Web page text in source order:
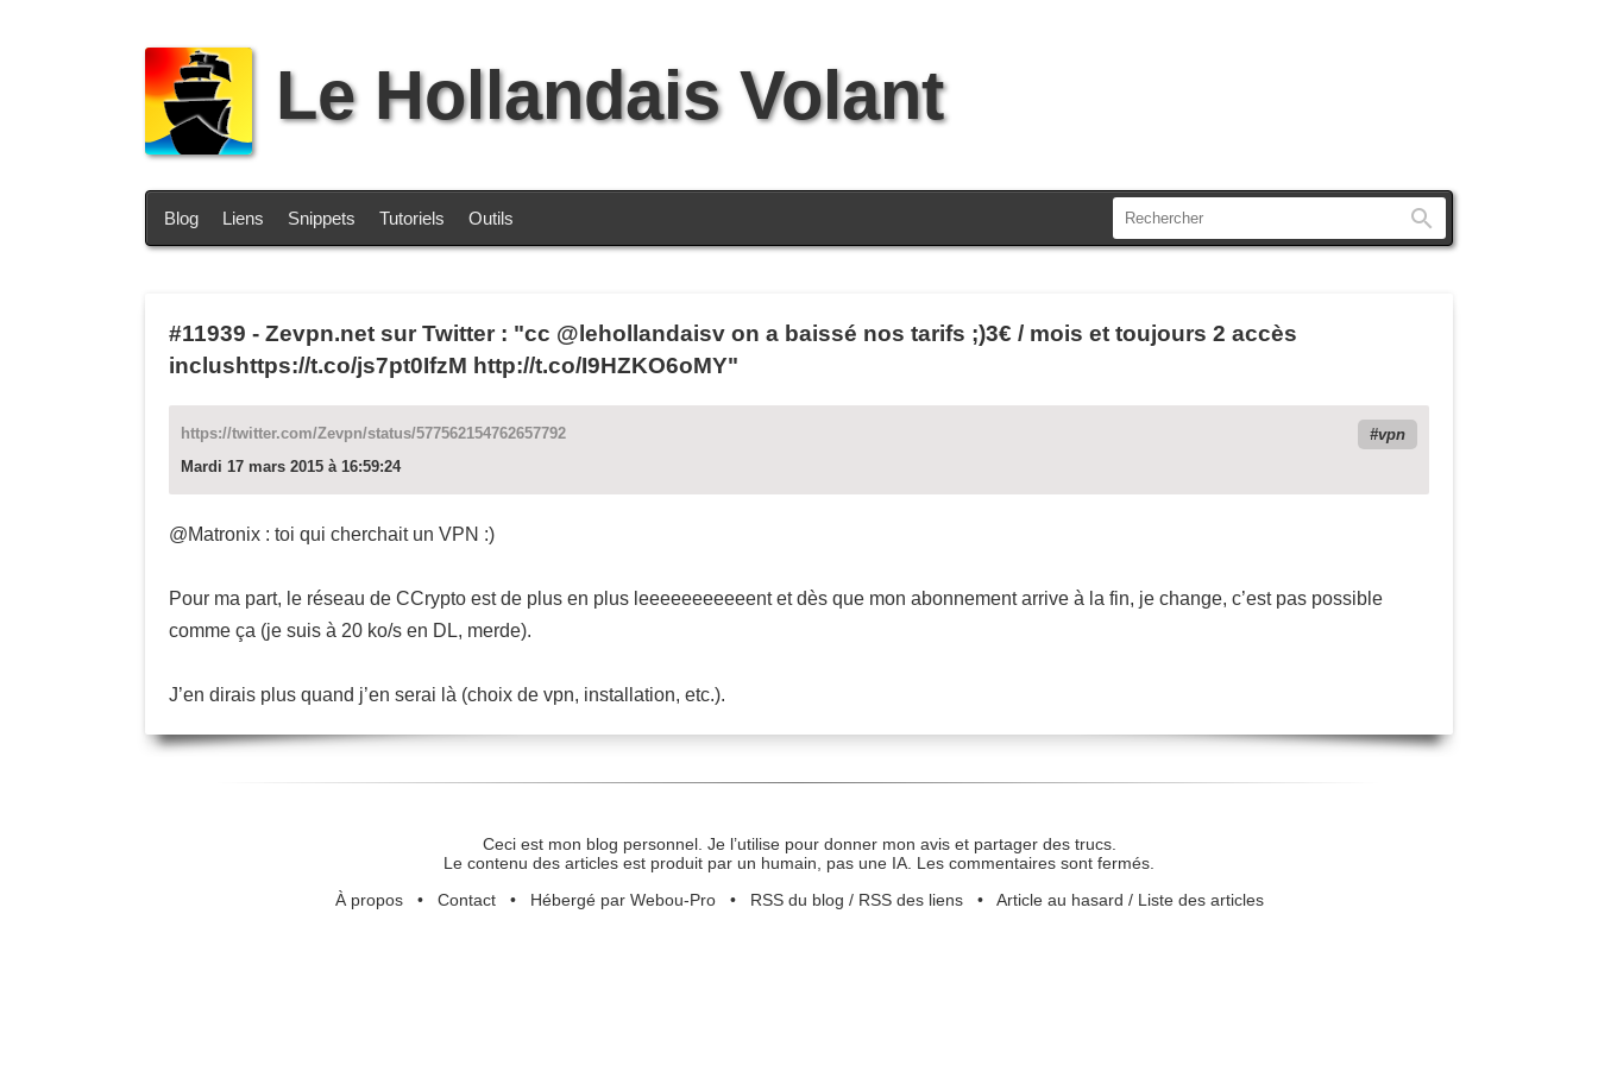
Le Hollandais Volant
Blog Liens Snippets Tutoriels Outils
#11939 - Zevpn.net sur Twitter : "cc @lehollandaisv on a baissé nos tarifs ;)3€ / mois et toujours 2 accès
inclushttps://t.co/js7pt0IfzM http://t.co/I9HZKO6oMY"
https://twitter.com/Zevpn/status/577562154762657792
vpn
Mardi 17 mars 2015 à 16:59:24
@Matronix : toi qui cherchait un VPN :)
Pour ma part, le réseau de CCrypto est de plus en plus leeeeeeeeeeent et dès que mon abonnement arrive à la fin, je change, c’est pas possible
comme ça (je suis à 20 ko/s en DL, merde).
J’en dirais plus quand j’en serai là (choix de vpn, installation, etc.).
Ceci est mon blog personnel. Je l’utilise pour donner mon avis et partager des trucs.
Le contenu des articles est produit par un humain, pas une IA. Les commentaires sont fermés.
À propos• Contact• Hébergé par Webou-Pro• RSS du blog / RSS des liens• Article au hasard / Liste des articles